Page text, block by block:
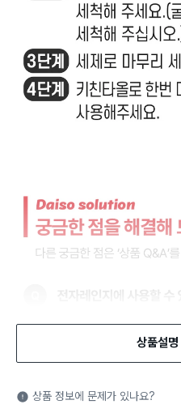
식품용 기구: 식품위생법
는 식품첨가물에 사용할
상품설명
상품 정보에 문제가 있나요?